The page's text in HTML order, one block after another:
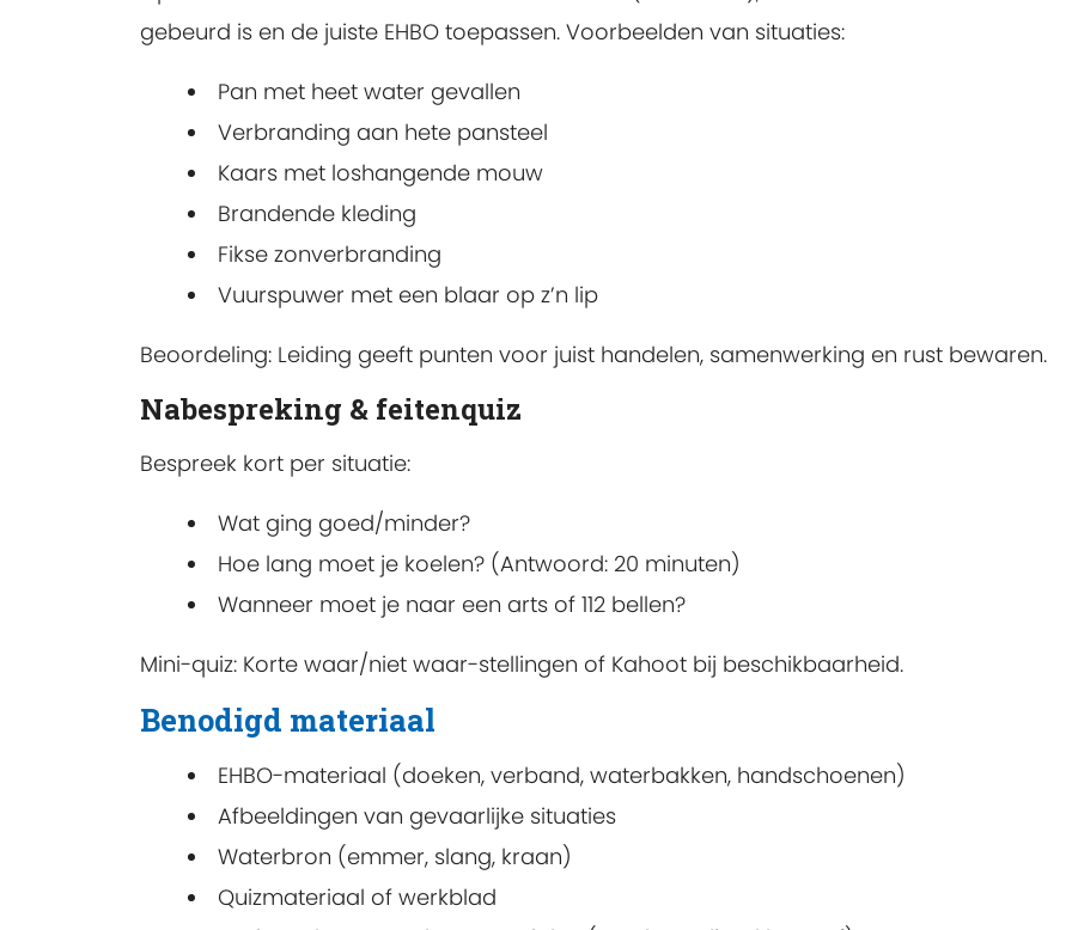
gebeurd is en de juiste EHBO toepassen. Voorbeelden van situaties:
Pan met heet water gevallen
Verbranding aan hete pansteel
Kaars met loshangende mouw
Brandende kleding
Fikse zonverbranding
Vuurspuwer met een blaar op z’n lip
Beoordeling: Leiding geeft punten voor juist handelen, samenwerking en rust bewaren.
Nabespreking & feitenquiz
Bespreek kort per situatie:
Wat ging goed/minder?
Hoe lang moet je koelen? (Antwoord: 20 minuten)
Wanneer moet je naar een arts of 112 bellen?
Mini-quiz: Korte waar/niet waar-stellingen of Kahoot bij beschikbaarheid.
Benodigd materiaal
EHBO-materiaal (doeken, verband, waterbakken, handschoenen)
Afbeeldingen van gevaarlijke situaties
Waterbron (emmer, slang, kraan)
Quizmateriaal of werkblad